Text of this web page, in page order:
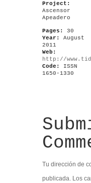
Project:
Ascensor
Apeadero
Pages: 30
Year: August
2011
Web:
http://
Code: ISSN
1650-1330
Tu dirección de
publicada. Los